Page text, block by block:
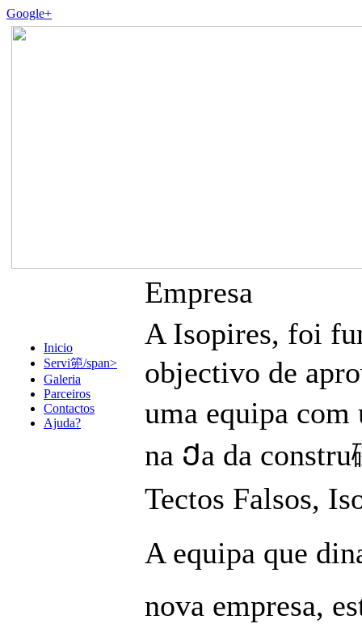
Google+
Inicio
Servi篼/span>
Galeria
Parceiros
Contactos
Ajuda?
Empresa
A Isopires, foi
objectivo de
uma equipa
na Ქa da
Tectos Falsos,
A equipa que
nova empresa,